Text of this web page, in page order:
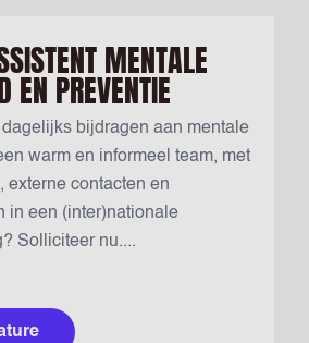
MENTALE
EN PREVENTIE
bijdragen aan mentale
warm en informeel team, met
externe contacten en
in een (inter)nationale
Solliciteer nu....